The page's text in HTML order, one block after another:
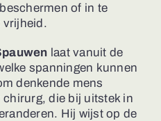
of in te
vrijheid.
laat vanuit de
spanningen kunnen
denkende mens
die bij uitstek in
Hij wijst op de